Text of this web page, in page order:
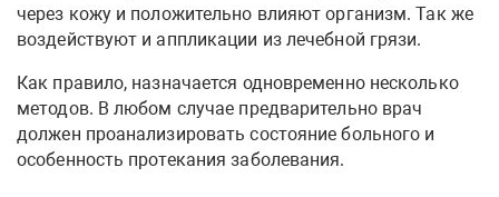
через кожу и положительно влияют организм. Так же
воздействуют и аппликации из лечебной грязи.
Как правило, назначается одновременно несколько
методов. В любом случае предварительно врач
должен проанализировать состояние больного и
особенность протекания заболевания.